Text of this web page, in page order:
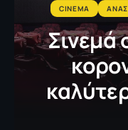
CINEMA
Σινεμά